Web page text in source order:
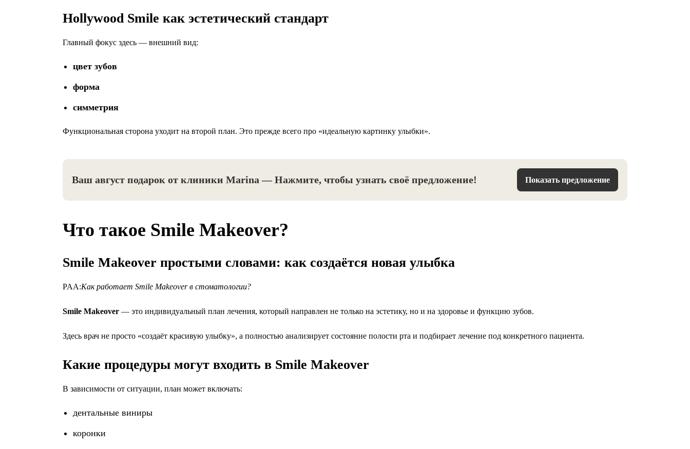
Hollywood Smile как эстетический стандарт
Главный фокус здесь — внешний вид:
цвет зубов
форма
симметрия
Функциональная сторона уходит на второй план. Это прежде всего про «идеальную картинку улыбки».
Ваш август подарок от клиники Marina — Нажмите, чтобы узнать своё предложение! Показать предложение
Что такое Smile Makeover?
Smile Makeover простыми словами: как создаётся новая улыбка
PAA:Как работает Smile Makeover в стоматологии?
Smile Makeover — это индивидуальный план лечения, который направлен не только на эстетику, но и на здоровье и функцию зубов.
Здесь врач не просто «создаёт красивую улыбку», а полностью анализирует состояние полости рта и подбирает лечение под конкретного пациента.
Какие процедуры могут входить в Smile Makeover
В зависимости от ситуации, план может включать:
дентальные виниры
коронки